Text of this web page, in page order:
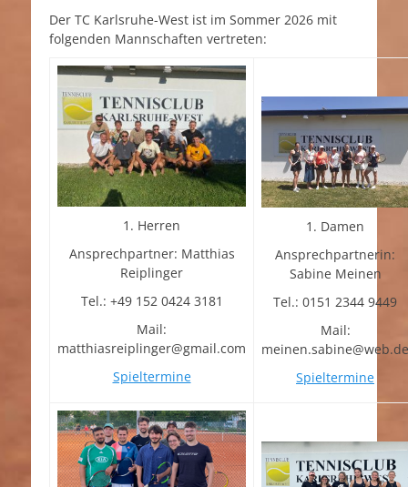
Der TC Karlsruhe-West ist im Sommer 2026 mit
folgenden Mannschaften vertreten:
1. Herren
Ansprechpartner: Matthias
Reiplinger
Tel.: +49 152 0424 3181
Mail:
matthiasreiplinger@gmail.com
Spieltermine
1. Damen
Ansprechpartnerin:
Sabine Meinen
Tel.: 0151 2344 9449
Mail:
meinen.sabine@web.de
Spieltermine